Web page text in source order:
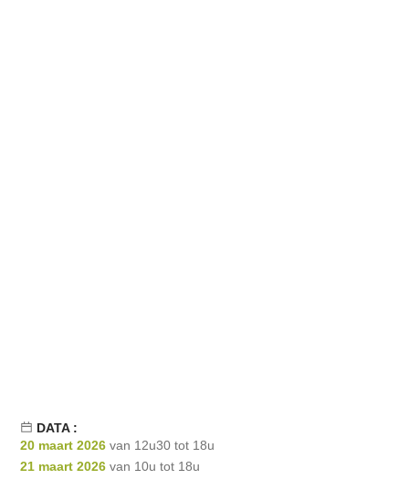
DATA :
20 maart 2026 van 12u30 tot 18u
21 maart 2026 van 10u tot 18u